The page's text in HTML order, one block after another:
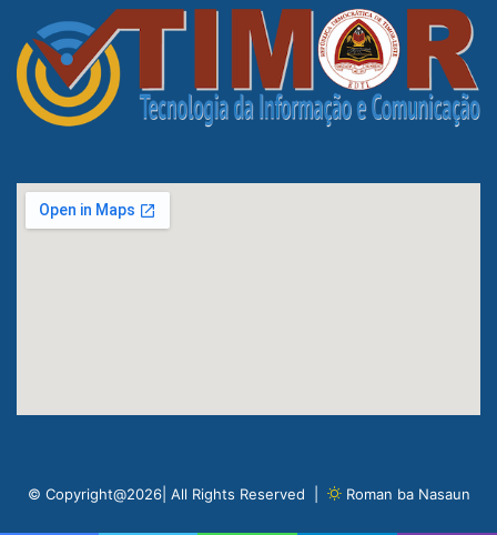
© Copyright@2026| All Rights Reserved | Roman ba Nasaun